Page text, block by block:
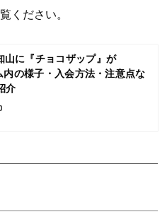
ください。
山に『チョコザップ』が
内の様子・入会方法・注意点な
介